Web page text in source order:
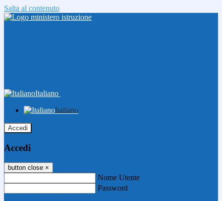
Salta al contenuto
Italiano
Italiano
Accedi
Accedi
button close ×
Nome Utente
Password